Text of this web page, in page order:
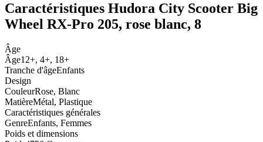
Caractéristiques Hudora City Scooter Big
Wheel RX-Pro 205, rose blanc, 8
Âge
Âge12+, 4+, 18+
Tranche d'âgeEnfants
Design
CouleurRose, Blanc
MatièreMétal, Plastique
Caractéristiques générales
GenreEnfants, Femmes
Poids et dimensions